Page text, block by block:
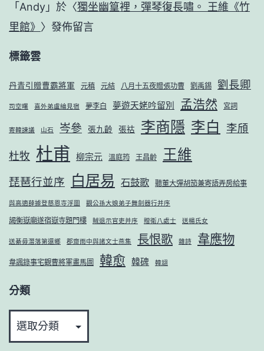
「 Andy 」於〈獨坐幽篁裡，彈琴復長嘯。 王維《竹
里館》 〉發佈留言
標籤雲
丹青引贈曹霸將軍 元稹 元結 八月十五夜贈張功曹 劉禹錫 劉長卿
司空曙 喜外弟盧綸見宿 夢李白 夢遊天姥吟留別 孟浩然 宮詞
寄韓諫議 山石 岑參 張九齡 張祜 李商隱 李白 李頎
杜牧 杜甫 柳宗元 溫庭筠 王昌齡 王維
琵琶行並序 白居易 石鼓歌 聽董大彈胡笳兼寄語弄房給事
與高適薛據登慈恩寺浮圖 觀公孫大娘弟子舞劍器行并序
謁衡嶽廟遂宿嶽寺題門樓 賊退示官吏并序 贈衛八處士 送楊氏女
送綦毋潛落第還鄉 郡齋雨中與諸文士燕集 長恨歌 雜詩 韋應物
韋諷錄事宅觀曹將軍畫馬圖 韓愈 韓碑 韓翃
分類
分